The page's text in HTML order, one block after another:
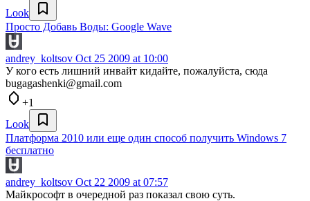
Look
Просто Добавь Воды: Google Wave
andrey_koltsov Oct 25 2009 at 10:00
У кого есть лишний инвайт кидайте, пожалуйста, сюда
bugagashenki@gmail.com
+1
Look
Платформа 2010 или еще один способ получить Windows 7
бесплатно
andrey_koltsov Oct 22 2009 at 07:57
Майкрософт в очередной раз показал свою суть.